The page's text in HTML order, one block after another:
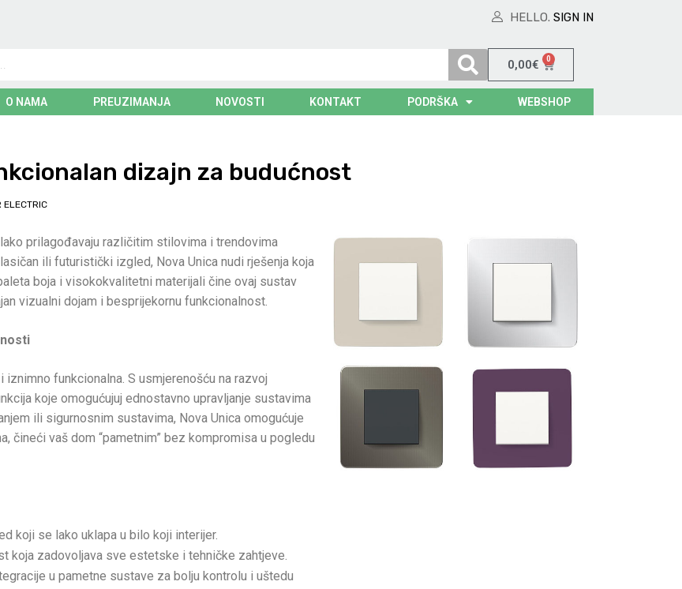
HELLO. SIGN IN
0,00€ 0
O NAMA PREUZIMANJA NOVOSTI KONTAKT PODRŠKA WEBSHOP
dizajn za budućnost
ELECTRIC
prilagođavaju različitim stilovima i trendovima
ili futuristički izgled, Nova Unica nudi rješenja koja
boja i visokokvalitetni materijali čine ovaj sustav
vizualni dojam i besprijekornu funkcionalnost.
funkcionalna. S usmjerenošću na razvoj
koje omogućujuj ednostavno upravljanje sustavima
ili sigurnosnim sustavima, Nova Unica omogućuje
čineći vaš dom “pametnim” bez kompromisa u pogledu
koji se lako uklapa u bilo koji interijer.
koja zadovoljava sve estetske i tehničke zahtjeve.
u pametne sustave za bolju kontrolu i uštedu